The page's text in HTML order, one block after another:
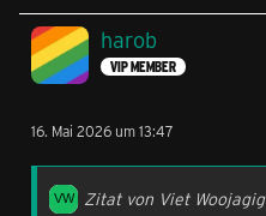
harob
VIP MEMBER
16. Mai 2026 um 13:47
Zitat von Viet Woojagig